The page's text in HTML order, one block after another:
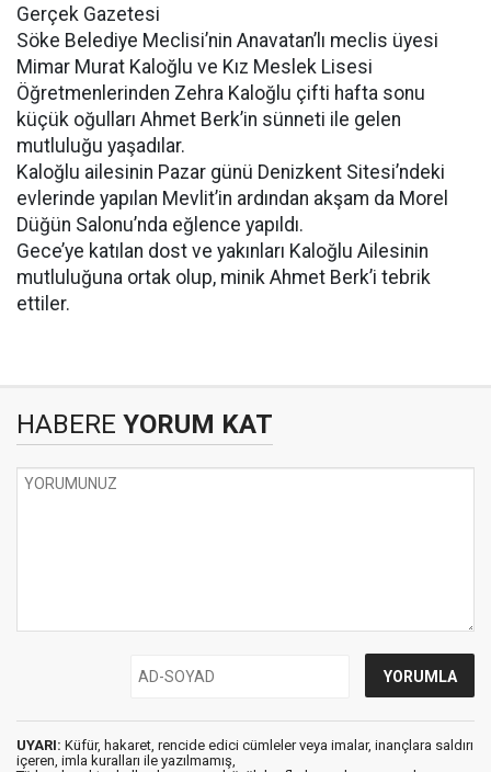
Gerçek Gazetesi
Söke Belediye Meclisi’nin Anavatan’lı meclis üyesi
Mimar Murat Kaloğlu ve Kız Meslek Lisesi
Öğretmenlerinden Zehra Kaloğlu çifti hafta sonu
küçük oğulları Ahmet Berk’in sünneti ile gelen
mutluluğu yaşadılar.
Kaloğlu ailesinin Pazar günü Denizkent Sitesi’ndeki
evlerinde yapılan Mevlit’in ardından akşam da Morel
Düğün Salonu’nda eğlence yapıldı.
Gece’ye katılan dost ve yakınları Kaloğlu Ailesinin
mutluluğuna ortak olup, minik Ahmet Berk’i tebrik
ettiler.
HABERE YORUM KAT
UYARI: Küfür, hakaret, rencide edici cümleler veya imalar, inançlara saldırı
içeren, imla kuralları ile yazılmamış,